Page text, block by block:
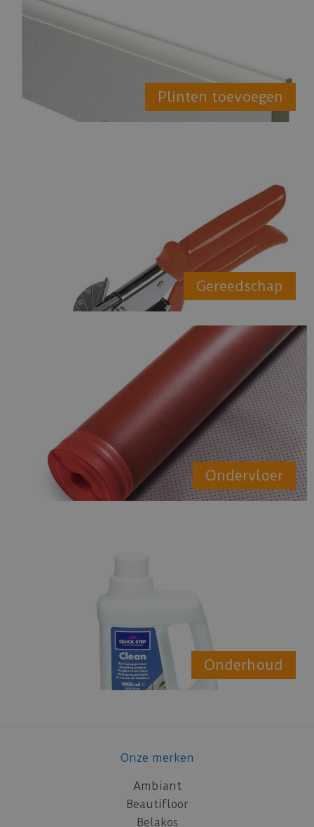
Plinten toevoegen
Gereedschap
Ondervloer
Onderhoud
Onze merken
Ambiant
Beautifloor
Belakos